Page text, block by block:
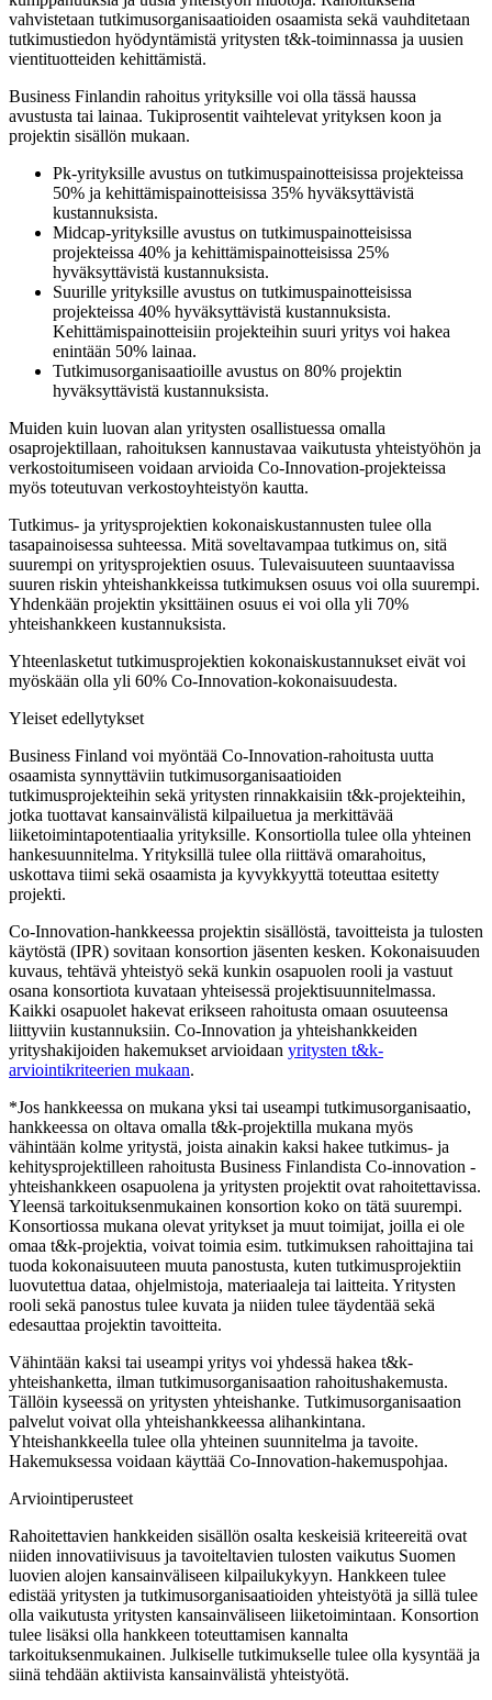
vahvistetaan tutkimusorganisaatioiden osaamista sekä vauhditetaan
tutkimustiedon hyödyntämistä yritysten t&k-toiminnassa ja uusien
vientituotteiden kehittämistä.
Business Finlandin rahoitus yrityksille voi olla tässä haussa
avustusta tai lainaa. Tukiprosentit vaihtelevat yrityksen koon ja
projektin sisällön mukaan.
Pk-yrityksille avustus on tutkimuspainotteisissa projekteissa
50% ja kehittämispainotteisissa 35% hyväksyttävistä
kustannuksista.
Midcap-yrityksille avustus on tutkimuspainotteisissa
projekteissa 40% ja kehittämispainotteisissa 25%
hyväksyttävistä kustannuksista.
Suurille yrityksille avustus on tutkimuspainotteisissa
projekteissa 40% hyväksyttävistä kustannuksista.
Kehittämispainotteisiin projekteihin suuri yritys voi hakea
enintään 50% lainaa.
Tutkimusorganisaatioille avustus on 80% projektin
hyväksyttävistä kustannuksista.
Muiden kuin luovan alan yritysten osallistuessa omalla
osaprojektillaan, rahoituksen kannustavaa vaikutusta yhteistyöhön ja
verkostoitumiseen voidaan arvioida Co-Innovation-projekteissa
myös toteutuvan verkostoyhteistyön kautta.
Tutkimus- ja yritysprojektien kokonaiskustannusten tulee olla
tasapainoisessa suhteessa. Mitä soveltavampaa tutkimus on, sitä
suurempi on yritysprojektien osuus. Tulevaisuuteen suuntaavissa
suuren riskin yhteishankkeissa tutkimuksen osuus voi olla suurempi.
Yhdenkään projektin yksittäinen osuus ei voi olla yli 70%
yhteishankkeen kustannuksista.
Yhteenlasketut tutkimusprojektien kokonaiskustannukset eivät voi
myöskään olla yli 60% Co-Innovation-kokonaisuudesta.
Yleiset edellytykset
Business Finland voi myöntää Co-Innovation-rahoitusta uutta
osaamista synnyttäviin tutkimusorganisaatioiden
tutkimusprojekteihin sekä yritysten rinnakkaisiin t&k-projekteihin,
jotka tuottavat kansainvälistä kilpailuetua ja merkittävää
liiketoimintapotentiaalia yrityksille. Konsortiolla tulee olla yhteinen
hankesuunnitelma. Yrityksillä tulee olla riittävä omarahoitus,
uskottava tiimi sekä osaamista ja kyvykkyyttä toteuttaa esitetty
projekti.
Co-Innovation-hankkeessa projektin sisällöstä, tavoitteista ja tulosten
käytöstä (IPR) sovitaan konsortion jäsenten kesken. Kokonaisuuden
kuvaus, tehtävä yhteistyö sekä kunkin osapuolen rooli ja vastuut
osana konsortiota kuvataan yhteisessä projektisuunnitelmassa.
Kaikki osapuolet hakevat erikseen rahoitusta omaan osuuteensa
liittyviin kustannuksiin. Co-Innovation ja yhteishankkeiden
yrityshakijoiden hakemukset arvioidaan yritysten t&k-
arviointikriteerien mukaan.
*Jos hankkeessa on mukana yksi tai useampi tutkimusorganisaatio,
hankkeessa on oltava omalla t&k-projektilla mukana myös
vähintään kolme yritystä, joista ainakin kaksi hakee tutkimus- ja
kehitysprojektilleen rahoitusta Business Finlandista Co-innovation -
yhteishankkeen osapuolena ja yritysten projektit ovat rahoitettavissa.
Yleensä tarkoituksenmukainen konsortion koko on tätä suurempi.
Konsortiossa mukana olevat yritykset ja muut toimijat, joilla ei ole
omaa t&k-projektia, voivat toimia esim. tutkimuksen rahoittajina tai
tuoda kokonaisuuteen muuta panostusta, kuten tutkimusprojektiin
luovutettua dataa, ohjelmistoja, materiaaleja tai laitteita. Yritysten
rooli sekä panostus tulee kuvata ja niiden tulee täydentää sekä
edesauttaa projektin tavoitteita.
Vähintään kaksi tai useampi yritys voi yhdessä hakea t&k-
yhteishanketta, ilman tutkimusorganisaation rahoitushakemusta.
Tällöin kyseessä on yritysten yhteishanke. Tutkimusorganisaation
palvelut voivat olla yhteishankkeessa alihankintana.
Yhteishankkeella tulee olla yhteinen suunnitelma ja tavoite.
Hakemuksessa voidaan käyttää Co-Innovation-hakemuspohjaa.
Arviointiperusteet
Rahoitettavien hankkeiden sisällön osalta keskeisiä kriteereitä ovat
niiden innovatiivisuus ja tavoiteltavien tulosten vaikutus Suomen
luovien alojen kansainväliseen kilpailukykyyn. Hankkeen tulee
edistää yritysten ja tutkimusorganisaatioiden yhteistyötä ja sillä tulee
olla vaikutusta yritysten kansainväliseen liiketoimintaan. Konsortion
tulee lisäksi olla hankkeen toteuttamisen kannalta
tarkoituksenmukainen. Julkiselle tutkimukselle tulee olla kysyntää ja
siinä tehdään aktiivista kansainvälistä yhteistyötä.